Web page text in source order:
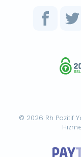
© 2026 Rh Pozitif